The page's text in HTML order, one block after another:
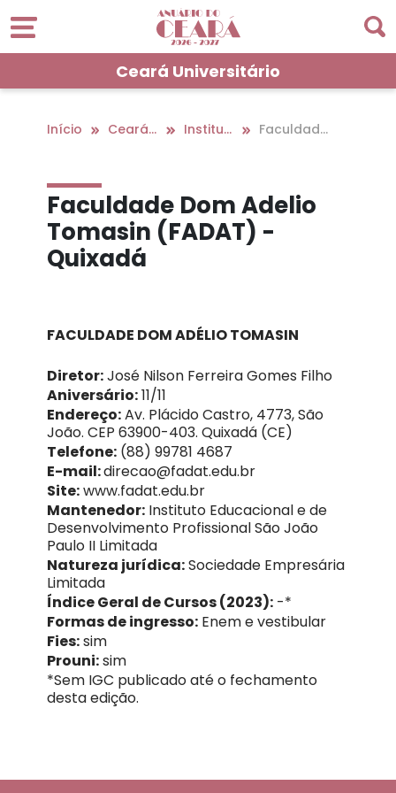
Ceará Universitário
Início Ceará Universitário Instituições De Ensino Superior No Interior
Faculdade
xadá
Faculdade Dom Adelio
Tomasin (FADAT) -
Quixadá
FACULDADE DOM ADÉLIO TOMASIN
Diretor:José Nilson Ferreira Gomes Filho
Aniversário:11/11
Endereço:Av. Plácido Castro, 4773, São
João. CEP 63900-403. Quixadá (CE)
Telefone:(88) 99781 4687
E-mail:direcao@fadat.edu.br
Site:www.fadat.edu.br
Mantenedor:Instituto Educacional e de
Desenvolvimento Profissional São João
Paulo II Limitada
Natureza jurídica:Sociedade Empresária
Limitada
Índice Geral de Cursos (2023):-*
Formas de ingresso:Enem e vestibular
Fies:sim
Prouni:sim
*Sem IGC publicado até o fechamento
desta edição.